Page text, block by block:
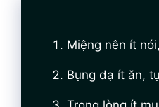
Miệng nên ít
Bụng dạ ít ăn,